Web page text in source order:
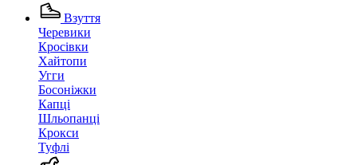
Взуття
Черевики
Кросівки
Хайтопи
Угги
Босоніжки
Капці
Шльопанці
Крокси
Туфлі